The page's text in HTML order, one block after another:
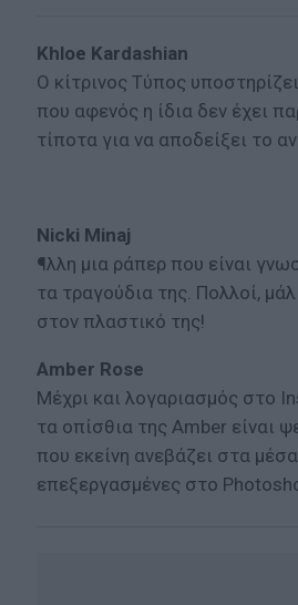
Khloe Kardashian
Ο κίτρινος Τύπος
που αφενός η ίδια δεν έχει
τίποτα για να αποδείξει το
Nicki Minaj
¶λλη μια ράπερ που είναι
τα τραγούδια της. Πολλοί,
στον πλαστικό της!
Amber Rose
Μέχρι και λογαριασμός στο
τα οπίσθια της Amber είναι
που εκείνη ανεβάζει στα
επεξεργασμένες στο